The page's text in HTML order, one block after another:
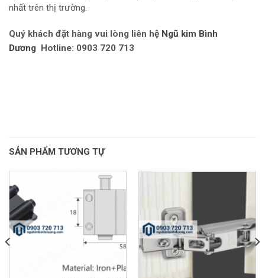
nhất trên thị trường.
Quý khách đặt hàng vui lòng liên hệ Ngũ kim Bình
Dương Hotline: 0903 720 713
SẢN PHẨM TƯƠNG TỰ